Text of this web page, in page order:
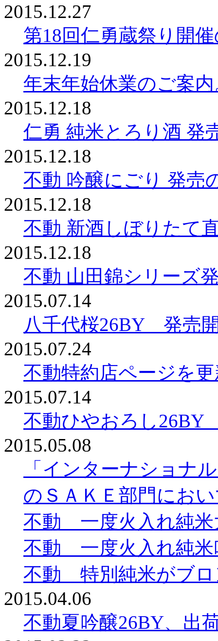
2015.12.27
第18回仁勇蔵祭り開
2015.12.19
年末年始休業のご案
2015.12.18
仁勇 純米とろり酒 発
2015.12.18
不動 吟醸にごり 発売
2015.12.18
不動 新酒しぼりたて
2015.12.18
不動 山田錦シリーズ
2015.07.14
八千代桜26BY 発売
2015.07.24
不動特約店ページを
2015.07.14
不動ひやおろし
2015.05.08
「インターナショナ
のＳＡＫＥ部門にお
不動 一度火入れ純米
不動 一度火入れ純米
不動 特別純米がブロ
2015.04.06
不動夏吟醸26BY、出